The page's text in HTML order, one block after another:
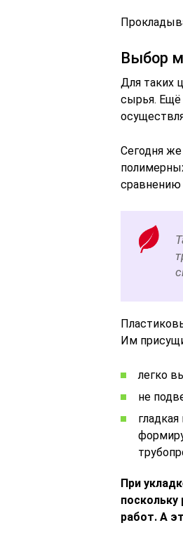
Выбор
Для таких
сырья. Ещё
Сегодня
сравнению
Им
легко
не
При
поскольку
работ. А